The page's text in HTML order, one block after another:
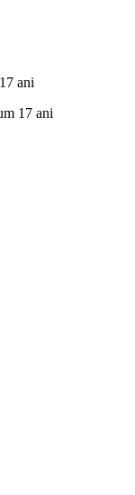
ani
17 ani